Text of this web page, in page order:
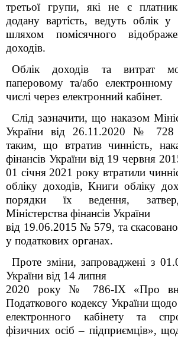
третьої групи, які не є
додану вартість, ведуть облік у
шляхом помісячного
доходів.
Облік доходів та витрат
паперовому та/або
числі через електронний кабінет.
Слід зазначити, що наказом
України від 26.11.2020 № 728
таким, що втратив чинність,
фінансів України від 19 червня
01 січня 2021 року втратили
обліку доходів, Книги обліку
порядки їх ведення,
Міністерства фінансів України
від 19.06.2015 № 579, та
у податкових органах.
Проте зміни, запроваджені з
України від 14 липня
2020 року № 786-IX «Про
Податкового кодексу України
електронного кабінету та
фізичних осіб – підприємців»,